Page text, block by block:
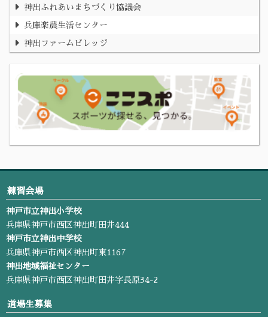
神出ふれあいまちづくり協議会
兵庫楽農生活センター
神出ファームビレッジ
練習会場
神戸市立神出小学校
兵庫県神戸市西区神出町田井444
神戸市立神出中学校
兵庫県神戸市西区神出町東1167
神出地域福祉センター
兵庫県神戸市西区神出町田井字長原34-2
道場生募集